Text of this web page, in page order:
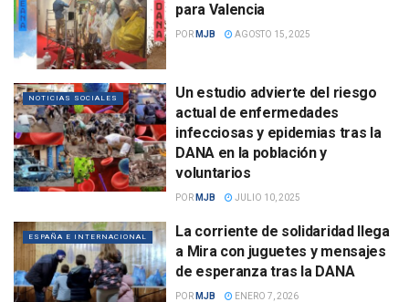
para Valencia
POR MJB AGOSTO 15, 2025
NOTICIAS SOCIALES
Un estudio advierte del riesgo
actual de enfermedades
infecciosas y epidemias tras la
DANA en la población y
voluntarios
POR MJB JULIO 10, 2025
ESPAÑA E INTERNACIONAL
La corriente de solidaridad llega
a Mira con juguetes y mensajes
de esperanza tras la DANA
POR MJB ENERO 7, 2026